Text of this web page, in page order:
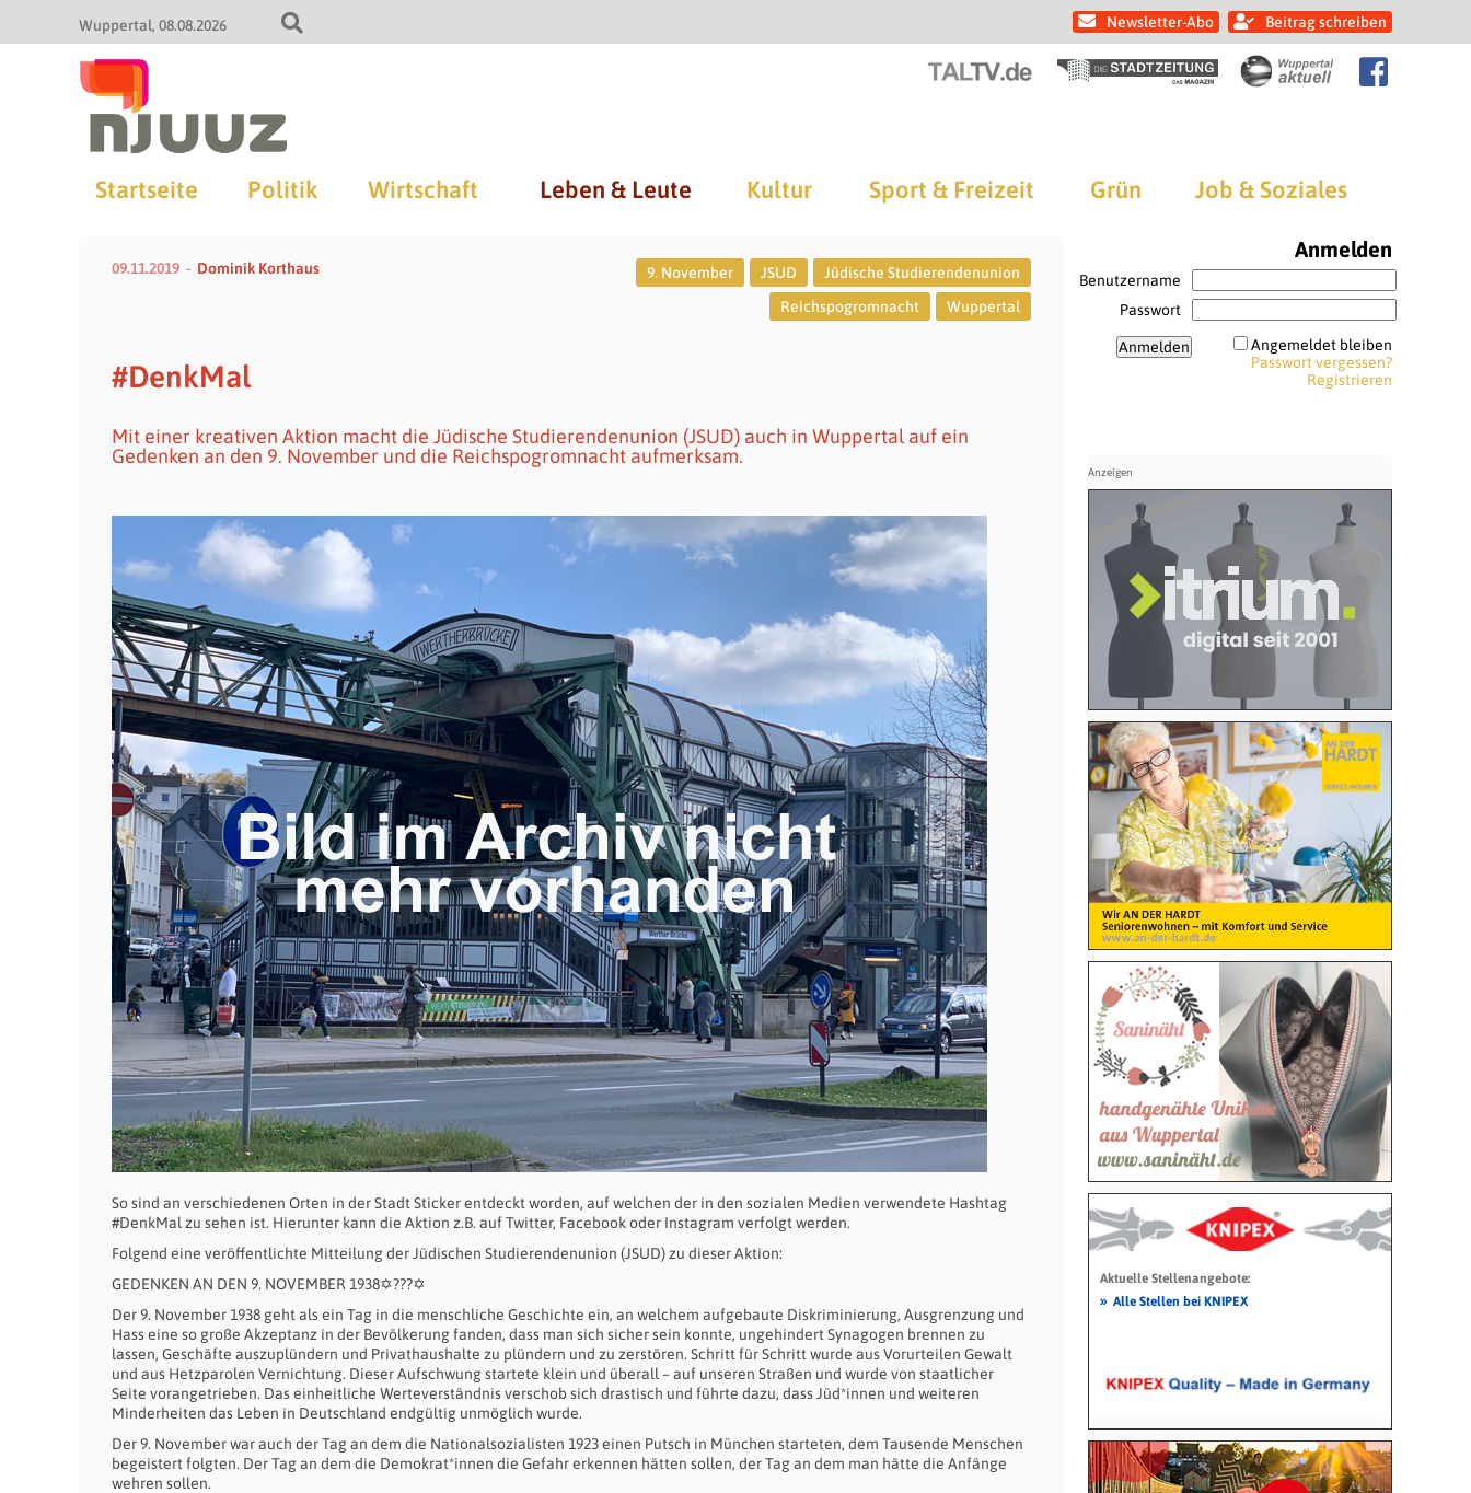
Wuppertal 08.08.2026 Newsletter-Abo Beitrag schreiben
Startseite Politik Wirtschaft Leben & Leute Kultur Sport & Freizeit Grün Job & Soziales
09.11.2019 Dominik Korthaus 9. November JSUD
Jüdische Studierendenunion
Reichspogromnacht
Wuppertal
#DenkMal
Mit einer kreativen Aktion macht die Jüdische Studierendenunion (JSUD) auch in Wuppertal auf ein
Gedenken an den 9. November und die Reichspogromnacht aufmerksam.
So sind an verschiedenen Orten in der Stadt Sticker entdeckt worden, auf welchen der in den sozialen Medien verwendete Hashtag
#DenkMal zu sehen ist. Hierunter kann die Aktion z.B. auf Twitter, Facebook oder Instagram verfolgt werden.
Folgend eine veröffentlichte Mitteilung der Jüdischen Studierendenunion (JSUD) zu dieser Aktion:
GEDENKEN AN DEN 9. NOVEMBER 1938✡???✡
Der 9. November 1938 geht als ein Tag in die menschliche Geschichte ein, an welchem aufgebaute Diskriminierung, Ausgrenzung und
Hass eine so große Akzeptanz in der Bevölkerung fanden, dass man sich sicher sein konnte, ungehindert Synagogen brennen zu
lassen, Geschäfte auszuplündern und Privathaushalte zu plündern und zu zerstören. Schritt für Schritt wurde aus Vorurteilen Gewalt
und aus Hetzparolen Vernichtung. Dieser Aufschwung startete klein und überall – auf unseren Straßen und wurde von staatlicher
Seite vorangetrieben. Das einheitliche Werteverständnis verschob sich drastisch und führte dazu, dass Jüd*innen und weiteren
Minderheiten das Leben in Deutschland endgültig unmöglich wurde.
Der 9. November war auch der Tag an dem die Nationalsozialisten 1923 einen Putsch in München starteten, dem Tausende Menschen
begeistert folgten. Der Tag an dem die Demokrat*innen die Gefahr erkennen hätten sollen, der Tag an dem man hätte die Anfänge
wehren sollen.
Anmelden
Benutzername
Passwort
Angemeldet bleiben
Passwort vergessen?
Registrieren
Aktuelle Stellenangebote:
» Alle Stellen bei KNIPEX